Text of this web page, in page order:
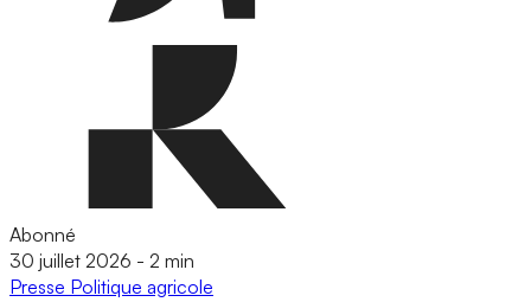
Abonné
30 juillet 2026 - 2 min
Presse Politique agricole